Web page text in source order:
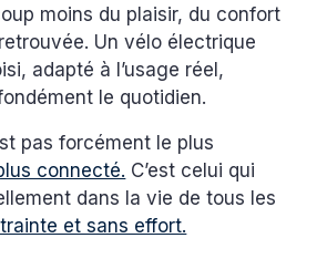
moins du plaisir, du confort
Un vélo électrique
adapté à l’usage réel,
le quotidien.
pas forcément le plus
connecté. C’est celui qui
dans la vie de tous les
et sans effort.